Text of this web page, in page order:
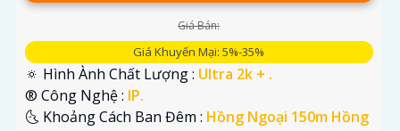
Giá Bán:
Giá Khuyến Mại: 5%-35%
🔅 Hình Ành Chất Lượng : Ultra 2k + .
®️ Công Nghệ : IP.
🌜 Khoảng Cách Ban Đêm : Hồng Ngoại 150m Hồng